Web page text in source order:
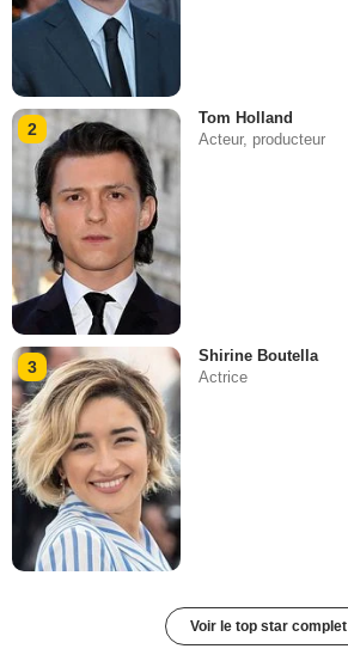
2
Tom Holland
Acteur, producteur
3
Shirine Boutella
Actrice
Voir le top star complet